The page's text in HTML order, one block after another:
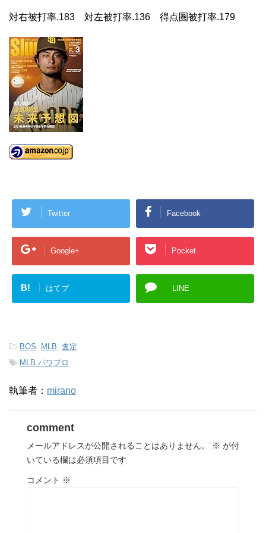
対右被打率.183 対左被打率.136 得点圏被打率.179
Twitter Facebook
Google+ Pocket
B! はてブ LINE
-BOS MLB 査定
-MLB.パワプロ
執筆者： mirano
comment
メールアドレスが公開されることはありません。 ※ が付
いている欄は必須項目です
コメント ※